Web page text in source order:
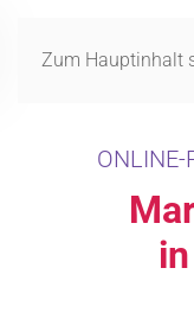
Zum Hauptinhalt
ONLINE-